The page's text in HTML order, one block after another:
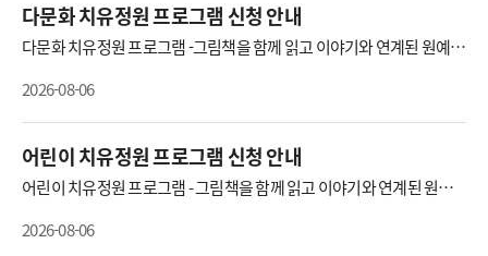
다문화 치유정원 프로그램 신청 안내
다문화 치유정원 프로그램 -그림책을 함께 읽고 이야기와 연계된 원예,
미술, 요리, 놀이 등의 체험활동을 진행하는 참여형 프로그램입니다.■
교육일시: 2026. 8. 29.(토) ~ 8. 30.(일) 14:00~16:00■ 교육장소: 부산광
역시농업기술센터 (부산시 강서구 공항로 1285, https://www.busan.g
팀 - 2인 1팀 참여 신청(다문화 초등학생 + 보호자 1명) ★ 함께 신청하되
아동과 부모는 각각 별도 프로그램에 참여합니다.■ 교육일정 및 내용■
교 육 비: 없음 * 참가 기념품: 정원활동 앞치마 또는 키캡 (팀별 택 1 증정)
■ 신청기간: 2026. 8. 12.(수) 10:00 ~ 8. 20.(목) 18:00 또는 마감 시까지
■ 교육 신청 방법: 전화 신청(★ 선착순 접수)- 농업기술센터 시민농업
명(학년)■ 문의 : 부산광역시농업기술센터 시민농업팀 970-3741
2026-08-06
어린이 치유정원 프로그램 신청 안내
어린이 치유정원 프로그램 - 그림책을 함께 읽고 이야기와 연계된 원예,
미술, 요리, 놀이 등의 체험활동을 진행하는 참여형 프로그램입니다.■
일 시: 2026. 8. 22.(토) ~ 8. 23.(일) 14:00~16:00■ 장 소: 부산광역시농업
기술센터 (부산시 강서구 공항로 1285, https://www.busan.go.kr/non
2026-08-06